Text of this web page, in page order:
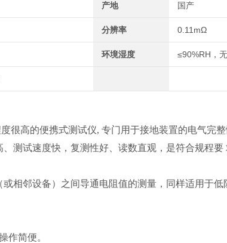
产地 国产
分辨率 0.11mΩ
环境湿度 ≤90%RH，
很高的便携式测试仪, 专门用于接地装置的电气完
测试速度快，复测性好、读数直观，是符合规程
相邻设备）之间导通电阻值的测量，同样适用于低
作简便。